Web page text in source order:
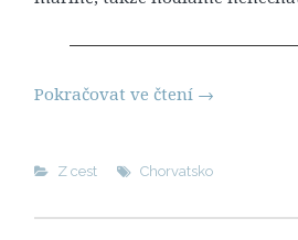
Pokračovat ve čtení →
Z cest Chorvatsko